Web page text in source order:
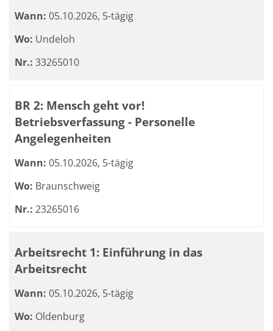
Wann: 05.10.2026, 5-tägig
Wo: Undeloh
Nr.: 33265010
BR 2: Mensch geht vor!
Betriebsverfassung - Personelle
Angelegenheiten
Wann: 05.10.2026, 5-tägig
Wo: Braunschweig
Nr.: 23265016
Arbeitsrecht 1: Einführung in das
Arbeitsrecht
Wann: 05.10.2026, 5-tägig
Wo: Oldenburg